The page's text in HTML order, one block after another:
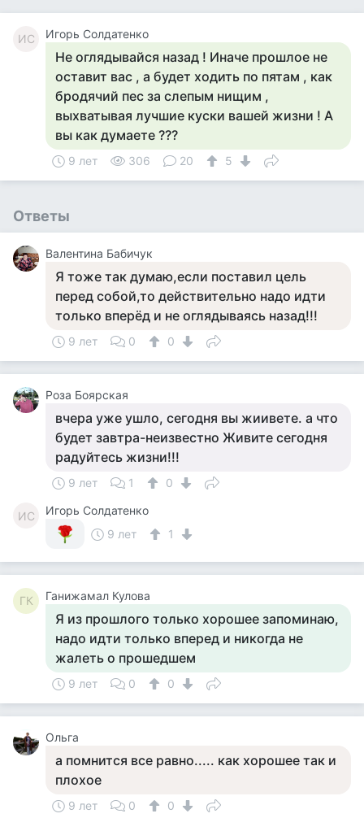
ИС Игорь Солдатенко
Не оглядывайся назад ! Иначе прошлое не
оставит вас , а будет ходить по пятам , как
бродячий пес за слепым нищим ,
выхватывая лучшие куски вашей жизни ! А
вы как думаете ???
9 лет 306 20 5
Ответы
Валентина Бабичук
Я тоже так думаю,если поставил цель
перед собой,то действительно надо идти
только вперёд и не оглядываясь назад!!!
9 лет 0 0
Роза Боярская
вчера уже ушло, сегодня вы жиивете. а что
будет завтра-неизвестно Живите сегодня
радуйтесь жизни!!!
9 лет 1 0
ИС
Игорь Солдатенко
9 лет
1
ГК Ганижамал Кулова
Я из прошлого только хорошее запоминаю,
надо идти только вперед и никогда не
жалеть о прошедшем
9 лет 0 0
Ольга
а помнится все равно..... как хорошее так и
плохое
9 лет 0 0